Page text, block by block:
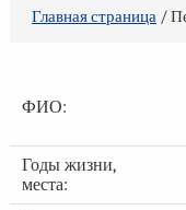
Главная страница/
ФИО:
Годы жизни,
места: